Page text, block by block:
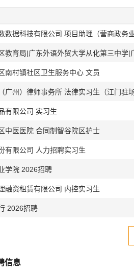
数据科技有限公司 项目助理（营商政务业
南村镇社区卫生服务中心 文员
广州）律师事务所 法律实习生（江门驻场
有限公司 实习生
中医医院 合同制智谷院区护士
有限公司 人力招聘实习生
学院 2026招聘
融资租赁有限公司 内控实习生
2026招聘
信息